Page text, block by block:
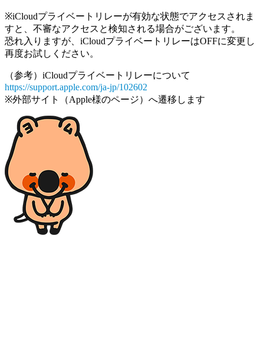
※iCloudプライベートリレーが有効な状態でアクセスされま
すと、不審なアクセスと検知される場合がございます。
恐れ入りますが、iCloudプライベートリレーはOFFに変更し
再度お試しください。
（参考）iCloudプライベートリレーについて
https://support.apple.com/ja-jp/102602
※外部サイト（Apple様のページ）へ遷移します